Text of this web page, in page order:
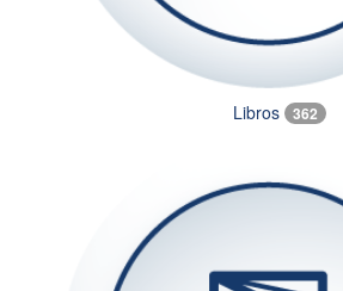
Libros 362